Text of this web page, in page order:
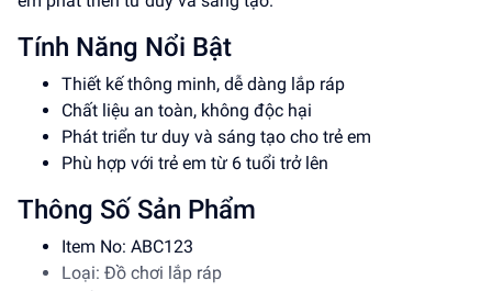
Tính Năng Nổi Bật
Thiết kế thông minh, dễ dàng lắp ráp
Chất liệu an toàn, không độc hại
Phát triển tư duy và sáng tạo cho trẻ em
Phù hợp với trẻ em từ 6 tuổi trở lên
Thông Số Sản Phẩm
Item No: ABC123
Loại: Đồ chơi lắp ráp